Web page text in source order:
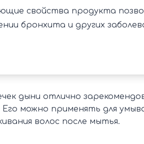
свойства продукта
бронхита и других
дыни отлично
Его можно применять для
волос после мытья.